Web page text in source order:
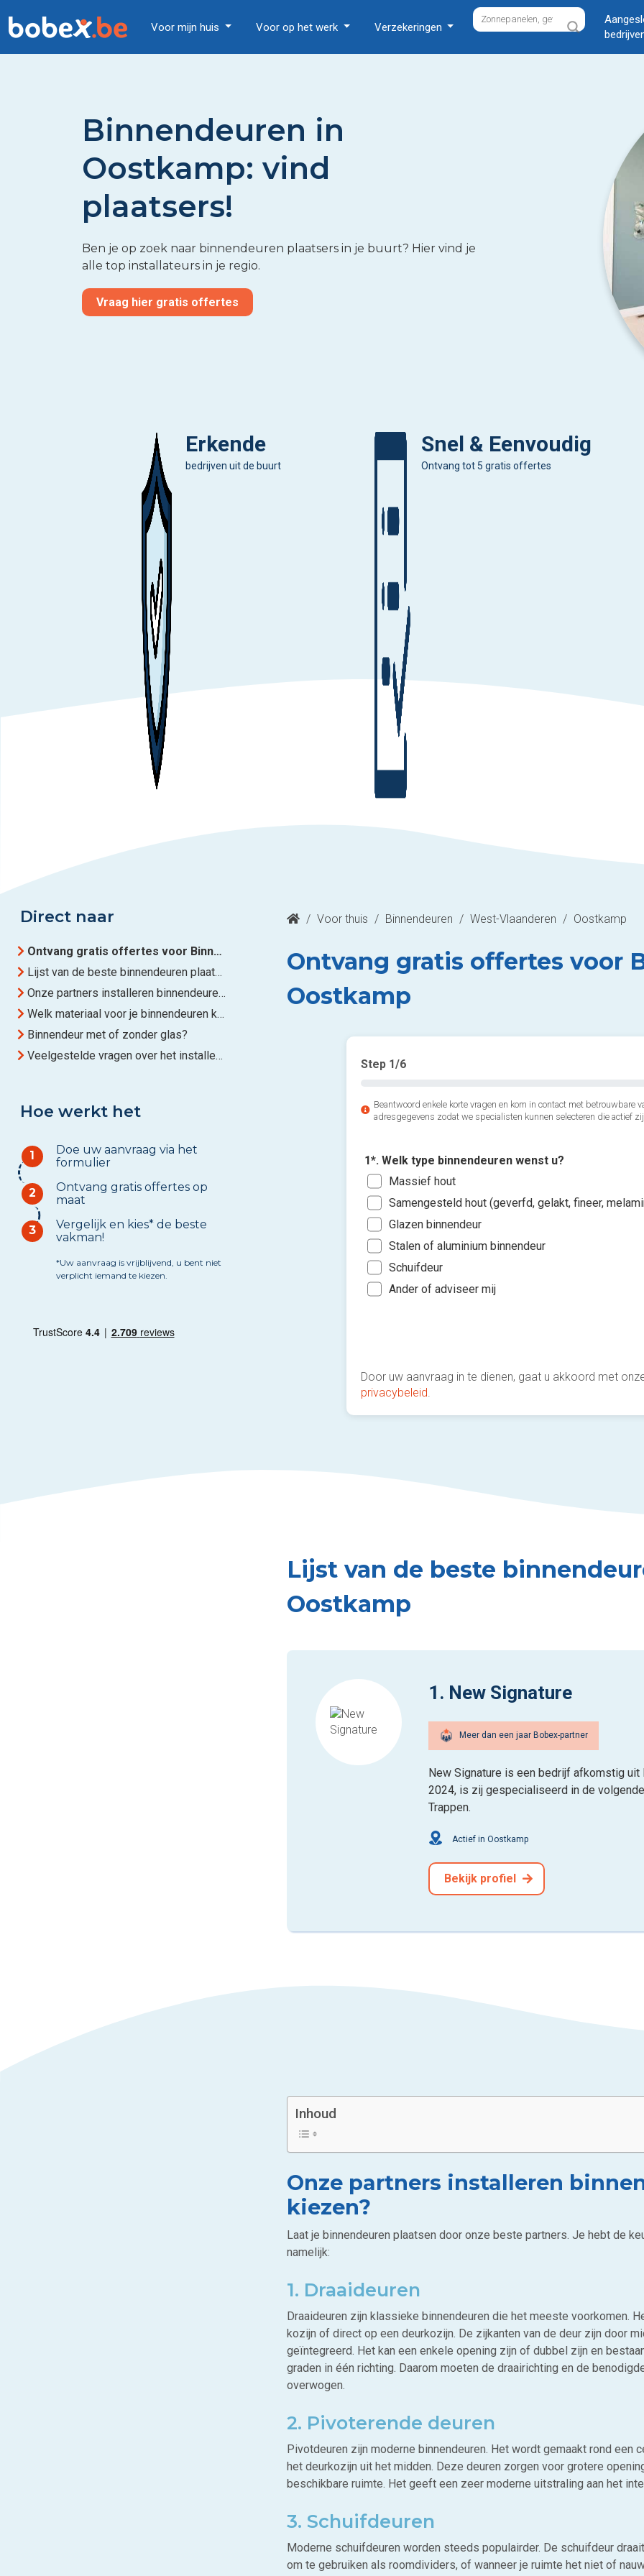
Voor mijn huis Voor op het werk Verzekeringen
Binnendeuren in
Oostkamp: vind
plaatsers!
Ben je op zoek naar binnendeuren plaatsers in je buurt? Hier vind je
alle top installateurs in je regio.
Vraag hier gratis offertes
Erkende
bedrijven uit de buurt
Snel & Eenvoudig
Ontvang tot 5 gratis offertes
Direct naar
Ontvang gratis offertes voor Binnendeuren uit Oostkamp
Lijst van de beste binnendeuren plaatsers in Oostkamp
Onze partners installeren binnendeuren op maat: wat kiezen?
Welk materiaal voor je binnendeuren kiezen?
Binnendeur met of zonder glas?
Veelgestelde vragen over het installeren van binnendeuren
Hoe werkt het
1
Doe uw aanvraag via het
formulier
2
Ontvang gratis offertes op
maat
3
Vergelijk en kies* de beste
vakman!
*Uw aanvraag is vrijblijvend, u bent niet
verplicht iemand te kiezen.
/ Voor thuis / Binnendeuren / West-Vlaanderen / Oostkamp
Ontvang gratis offertes voor
Oostkamp
Step 1/6
Beantwoord enkele korte vragen en kom in contact met betrouwbare
adresgegevens zodat we specialisten kunnen selecteren die actief
1*. Welk type binnendeuren wenst u?
Massief hout
Samengesteld hout (geverfd, gelakt, fineer,
Glazen binnendeur
Stalen of aluminium binnendeur
Schuifdeur
Ander of adviseer mij
Door uw aanvraag in te dienen, gaat u akkoord met
privacybeleid.
Lijst van de beste
Oostkamp
1. New Signature
Meer dan een jaar Bobex-partner
New Signature is een bedrijf afkomstig
2024, is zij gespecialiseerd in de
Trappen.
Actief in Oostkamp
Bekijk profiel
Inhoud
Onze partners installeren
kiezen?
Laat je binnendeuren plaatsen door onze beste partners. Je hebt de
namelijk:
1. Draaideuren
Draaideuren zijn klassieke binnendeuren die het meeste voorkomen.
kozijn of direct op een deurkozijn. De zijkanten van de deur zijn door
geïntegreerd. Het kan een enkele opening zijn of dubbel zijn en
graden in één richting. Daarom moeten de draairichting en de
overwogen.
2. Pivoterende deuren
Pivotdeuren zijn moderne binnendeuren. Het wordt gemaakt rond een
het deurkozijn uit het midden. Deze deuren zorgen voor grotere
beschikbare ruimte. Het geeft een zeer moderne uitstraling aan het
3. Schuifdeuren
Moderne schuifdeuren worden steeds populairder. De schuifdeur
om te gebruiken als roomdividers, of wanneer je ruimte het niet of